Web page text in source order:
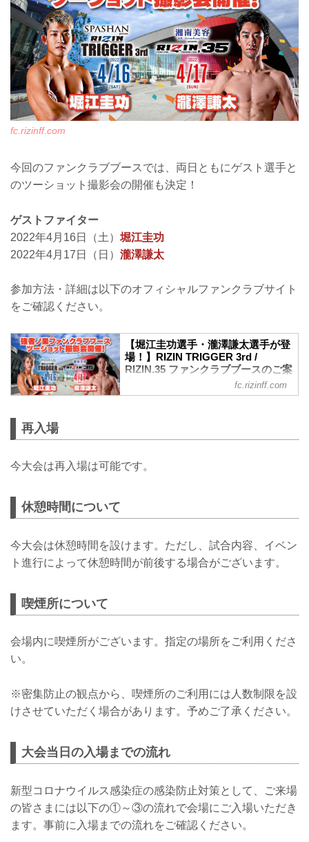
に・・・！今回のファンクラブブースで
は、両日ともにゲスト選手とのツーショ
ット撮影会の開催も決定❗❗❗ 4月16日(土)は
堀江圭功が、4月17日(日)は瀧澤謙太が、
強者ノ巣ブ...
fc.rizinff.com
今回のファンクラブブースでは、両日ともにゲスト選手と
のツーショット撮影会の開催も決定！
ゲストファイター
2022年4月16日（土） 堀江圭功
2022年4月17日（日） 瀧澤謙太
参加方法・詳細は以下のオフィシャルファンクラブサイト
をご確認ください。
【堀江圭功選手・瀧澤謙太選手が登
場！】RIZIN TRIGGER 3rd /
RIZIN.35 ファンクラブブースのご案
RIZIN.35」にて、RIZIN FF オフィシャル
スがオープン！ ブースでは先着で、大会
ット撮影会の開催も決定❗❗❗ 4月16日(土)は
強者ノ巣ブ...
fc.rizinff.com
再入場
今大会は再入場は可能です。
休憩時間について
今大会は休憩時間を設けます。ただし、試合内容、イベン
ト進行によって休憩時間が前後する場合がございます。
喫煙所について
会場内に喫煙所がございます。指定の場所をご利用くださ
い。
※密集防止の観点から、喫煙所のご利用には人数制限を設
けさせていただく場合があります。予めご了承ください。
大会当日の入場までの流れ
新型コロナウイルス感染症の感染防止対策として、ご来場
の皆さまには以下の①～③の流れで会場にご入場いただき
ます。事前に入場までの流れをご確認ください。